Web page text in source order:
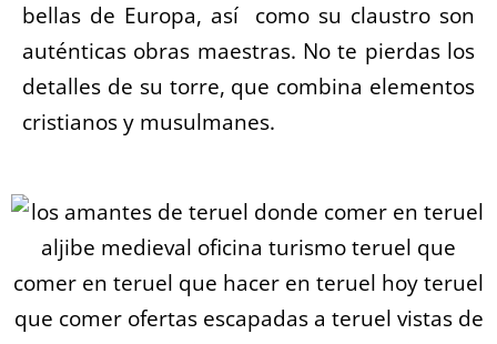
bellas de Europa, así como su claustro son
auténticas obras maestras. No te pierdas los
detalles de su torre, que combina elementos
cristianos y musulmanes.